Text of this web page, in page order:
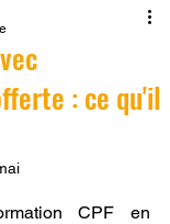
: ce qu'il
5.
CPF en